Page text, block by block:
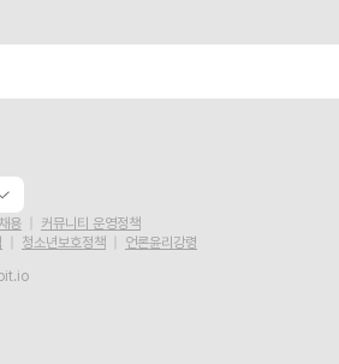
용
커뮤니티 운영정책
청소년보호정책
언론윤리강령